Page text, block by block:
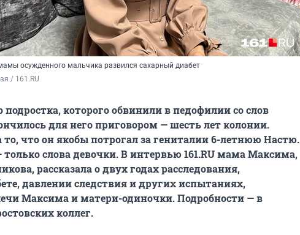
осужденного мальчика развился сахарный диабет
/ 161.RU
подростка, которого обвинили в педофилии со слов
для него приговором — шесть лет колонии.
что он якобы потрогал за гениталии 6-летнюю Настю.
только слова девочки. В интервью 161.RU мама Максима,
рассказала о двух годах расследования,
давлении следствия и других испытаниях,
Максима и матери-одиночки. Подробности — в
коллег.